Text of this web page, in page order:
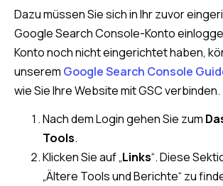
Dazu müssen Sie sich in Ihr zuvor
Google Search Console-Konto
Konto noch nicht eingerichtet haben,
unserem Google Search Console
wie Sie Ihre Website mit GSC verbinden.
Nach dem Login gehen Sie zum
Tools.
Klicken Sie auf „Links“. Diese
„Ältere Tools und Berichte“ zu